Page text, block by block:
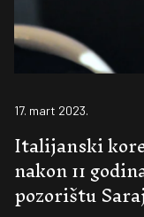
17. mart 2023.
Italijanski
nakon 11
pozorištu